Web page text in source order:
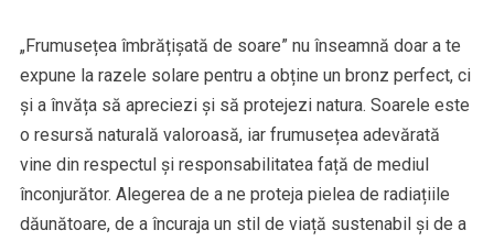
„Frumusețea îmbrățișată de soare” nu înseamnă doar a te
expune la razele solare pentru a obține un bronz perfect, ci
și a învăța să apreciezi și să protejezi natura. Soarele este
o resursă naturală valoroasă, iar frumusețea adevărată
vine din respectul și responsabilitatea față de mediul
înconjurător. Alegerea de a ne proteja pielea de radiațiile
dăunătoare, de a încuraja un stil de viață sustenabil și de a